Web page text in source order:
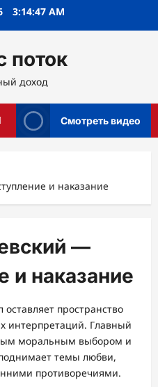
3:14:48 AM
поток
доход
Смотреть видео
и наказание
—
и наказание
пространство
Главный
моральным выбором и
темы любви,
противоречиями.